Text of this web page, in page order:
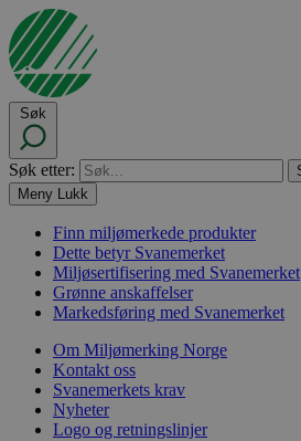
Søk
Søk etter:
Meny Lukk
Finn miljømerkede produkter
Dette betyr Svanemerket
Miljøsertifisering med Svanemerket
Grønne anskaffelser
Markedsføring med Svanemerket
Om Miljømerking Norge
Kontakt oss
Svanemerkets krav
Nyheter
Logo og retningslinjer